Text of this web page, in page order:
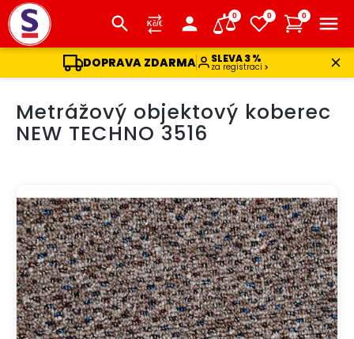
DOPRAVA ZDARMA SLEVA 3 %
za registraci
0 0 0
obsahMetrážový objektový koberec
NEW TECHNO 3516